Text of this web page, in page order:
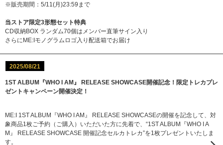
※販売期間：5/11(月)23:59まで
当ストア限定3形態セット特典
CD収納BOX ランダム70個はメンバー直筆サイン入り
さらにME:Iモノグラムロゴ入り配送箱でお届け
2025/08/21
1ST ALBUM『WHO I AM』 RELEASE SHOWCASE開催記念！限定トレカプレ
ゼントキャンペーン開催決定！
ME:I 1ST ALBUM『WHO I AM』 RELEASE SHOWCASEの開催を記念して、対
象商品1枚ご予約（ご購入）いただいた方に先着で、“1ST ALBUM『WHO I A
M』 RELEASE SHOWCASE 開催記念セルカトレカ”を1枚プレゼントいたしま
す。